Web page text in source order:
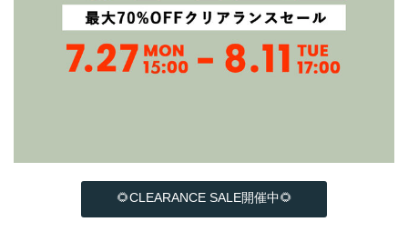
🌻CLEARANCE SALE開催中🌻